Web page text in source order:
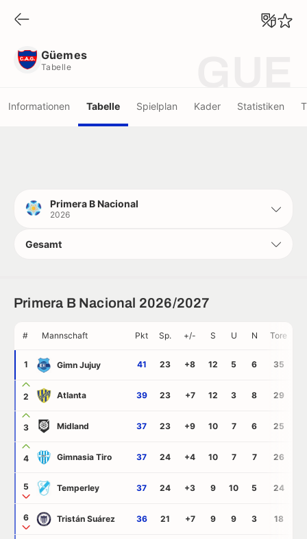
Güemes
Tabelle
Informationen Tabelle Spielplan Kader Statistiken
Primera B Nacional
2026
Gesamt
Primera B Nacional 2026/2027
# Mannschaft Pkt Sp. +/- S U N Tore
1 Gimn Jujuy 41 23 +8 12 5 6 35
2 Atlanta 39 23 +7 12 3 8 29
3 Midland 37 23 +9 10 7 6 25
4 Gimnasia Tiro 37 24 +4 10 7 7 26
5 Temperley 37 24 +3 9 10 5 24
6 Tristán Suárez 36 21 +7 9 9 3 18